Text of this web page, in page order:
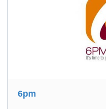
6pm